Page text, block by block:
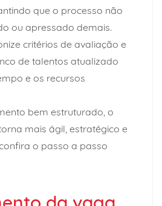
que o processo não
ou apressado demais.
critérios de avaliação e
de talentos atualizado
e os recursos
bem estruturado, o
mais ágil, estratégico e
o passo a passo